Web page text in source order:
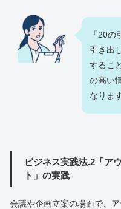
「20
引き出
するこ
の高い
なりま
ビジネス実践法.2「ア
ト」の実践
会議や企画立案の場面で、